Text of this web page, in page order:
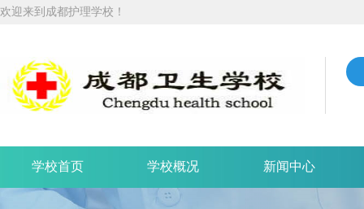
欢迎来到成都护理学校！
学校首页 学校概况 新闻中心